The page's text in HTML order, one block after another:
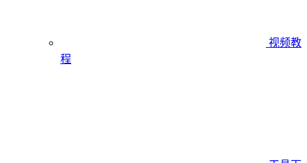
视频教
程